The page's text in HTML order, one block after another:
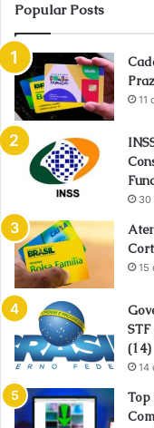
Popular Posts
11
30
15
(14)
14
Top